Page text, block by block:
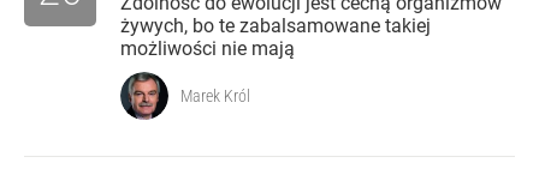
żywych, bo te zabalsamowane takiej
możliwości nie mają
Marek Król